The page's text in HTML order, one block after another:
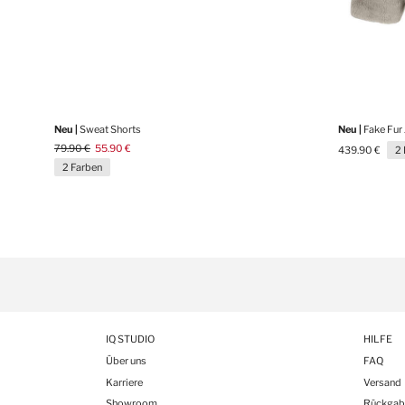
Neu | Sweat Shorts
79.90 € 55.90 €
2 Farben
Neu | Fake Fur
439.90 €
2
IQ STUDIO
Über uns
Karriere
HILFE
FAQ
Versand